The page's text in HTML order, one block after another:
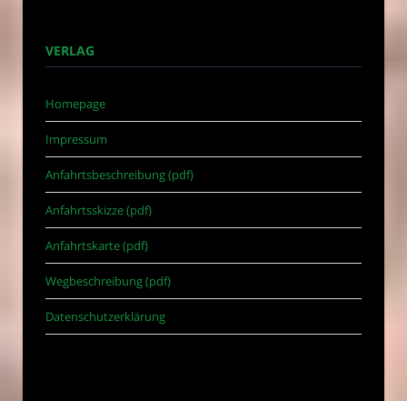
VERLAG
Homepage
Impressum
Anfahrtsbeschreibung (pdf)
Anfahrtsskizze (pdf)
Anfahrtskarte (pdf)
Wegbeschreibung (pdf)
Datenschutzerklärung